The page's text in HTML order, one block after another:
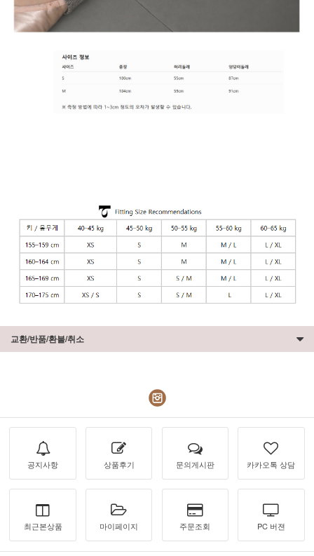
교환/반품/환불/취소
공지사항 상품후기 문의게시판 카카오톡 상담
최근본상품 마이페이지 주문조회 PC 버젼